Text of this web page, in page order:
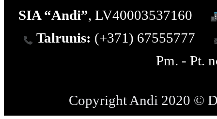
SIA “Andi”, LV40003537160
Talrunis: (+371) 67555777
Pm. - Pt.
Copyright Andi 2020 ©